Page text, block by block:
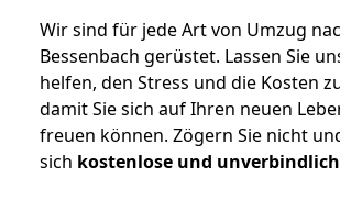
Wir sind für jede Art von Umzug
Bessenbach gerüstet. Lassen Sie
helfen, den Stress und die Kosten
damit Sie sich auf Ihren neuen
freuen können. Zögern Sie nicht
sich kostenlose und